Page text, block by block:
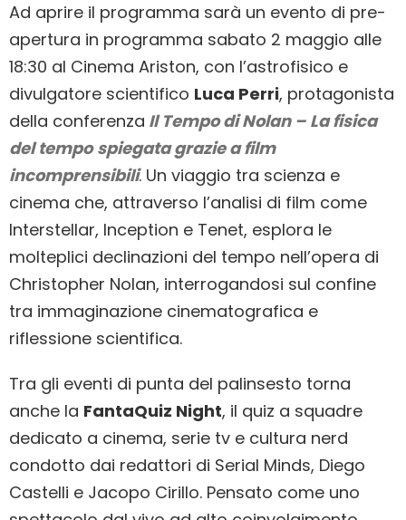
Ad aprire il programma sarà un evento di pre-
apertura in programma sabato 2 maggio alle
18:30 al Cinema Ariston, con l’astrofisico e
divulgatore scientifico Luca Perri, protagonista
della conferenza Il Tempo di Nolan – La fisica
del tempo spiegata grazie a film
incomprensibili. Un viaggio tra scienza e
cinema che, attraverso l’analisi di film come
Interstellar, Inception e Tenet, esplora le
molteplici declinazioni del tempo nell’opera di
Christopher Nolan, interrogandosi sul confine
tra immaginazione cinematografica e
riflessione scientifica.
Tra gli eventi di punta del palinsesto torna
anche la FantaQuiz Night, il quiz a squadre
dedicato a cinema, serie tv e cultura nerd
condotto dai redattori di Serial Minds, Diego
Castelli e Jacopo Cirillo. Pensato come uno